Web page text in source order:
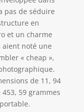
en
et
-
mise au
0, 6 m -
de
vertical,
pas de séduire
en
et un charme
noté une
« cheap »,
de 11, 94
59 grammes